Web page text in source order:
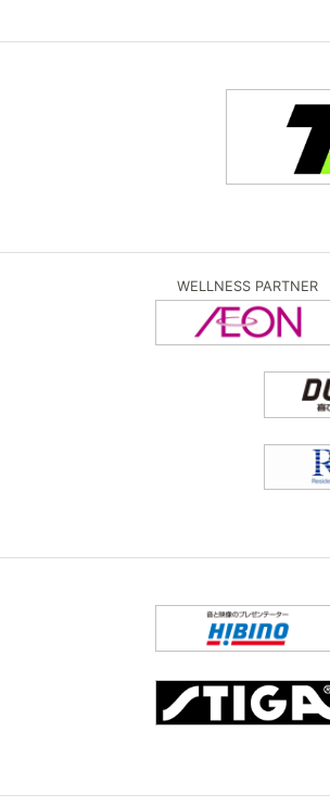
WELLNESS PARTNER